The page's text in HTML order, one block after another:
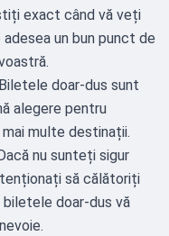
exact când vă veți
un bun punct de
Biletele doar-dus sunt
alegere pentru
multe destinații.
Dacă nu sunteți sigur
să călătoriți
doar-dus vă